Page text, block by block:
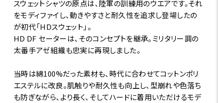
スウェットシャツの原点は、陸軍の訓練用のウエアです。それ
をモディファイし、動きやすさと耐久性を追求し登場したの
が初代「HDスウェット」。
HD DF セーターは、そのコンセプトを継承。ミリタリー調の
太番手アゼ組織も忠実に再現しました。
当時は綿100%だった素材も、時代に合わせてコットンポリ
エステルに改良。肌触りや耐久性も向上し、型崩れや色落ち
も防ぎながら、より長く、そしてハードに着用いただけるモデ